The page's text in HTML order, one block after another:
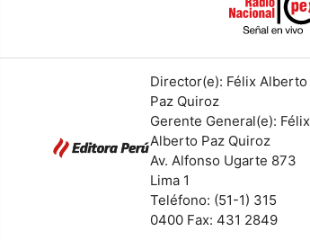
Director(e): Félix Alberto
Paz Quiroz
Gerente General(e): Félix
Alberto Paz Quiroz
Av. Alfonso Ugarte 873
Lima 1
Teléfono: (51-1) 315
0400 Fax: 431 2849